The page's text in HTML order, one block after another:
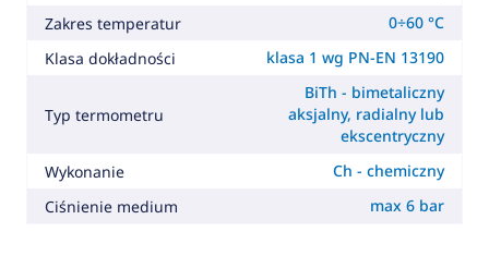
Zakres temperatur
0÷60 °C
Klasa dokładności
klasa 1 wg PN-EN 13190
Typ termometru
BiTh - bimetaliczny
aksjalny, radialny lub
ekscentryczny
Wykonanie
Ch - chemiczny
Ciśnienie medium
max 6 bar